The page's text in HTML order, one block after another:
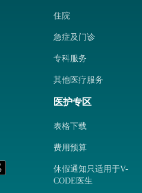
住院
急症及门诊
专科服务
其他医疗服务
医护专区
表格下载
费用预算
休假通知只适用于V-
CODE医生